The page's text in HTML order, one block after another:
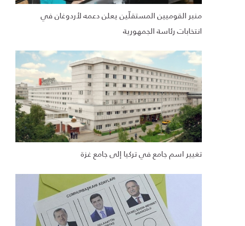
منبر القوميين المستقلّين يعلن دعمه لأردوغان في
انتخابات رئاسة الجمهورية
تغيير اسم جامع في تركيا إلى جامع غزة